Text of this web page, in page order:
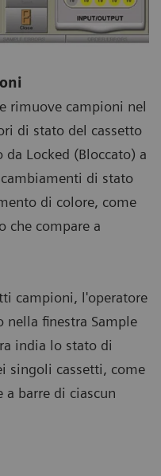
rimuove campioni nel
di stato del cassetto
Locked (Bloccato) a
di stato
di colore, come
che compare a
campioni, l'operatore
nella finestra Sample
india lo stato di
singoli cassetti, come
barre di ciascun